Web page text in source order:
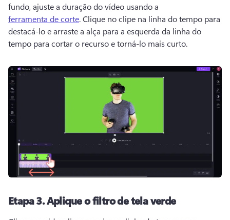
fundo, ajuste a duração do vídeo usando a
ferramenta de corte. Clique no clipe na linha do tempo para
destacá-lo e arraste a alça para a esquerda da linha do
tempo para cortar o recurso e torná-lo mais curto.
Etapa 3.Aplique o filtro de tela verde